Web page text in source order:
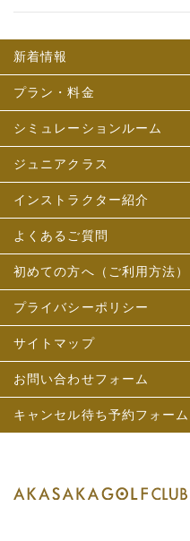
新着情報
プラン・料金
シミュレーションルーム
ジュニアクラス
インストラクター紹介
よくあるご質問
初めての方へ（ご利用方法）
プライバシーポリシー
サイトマップ
お問い合わせフォーム
キャンセル待ち予約フォーム